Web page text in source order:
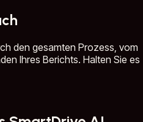
den gesamten Prozess, vom
Ihres Berichts. Halten Sie es